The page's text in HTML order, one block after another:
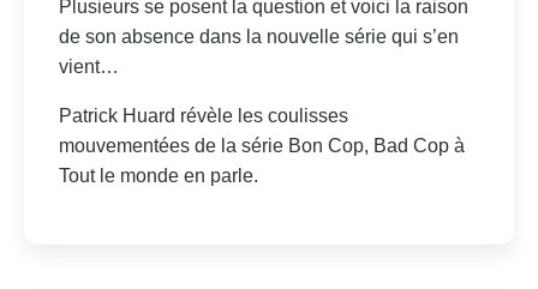
Plusieurs se posent la question et voici la raison
de son absence dans la nouvelle série qui s’en
vient…
Patrick Huard révèle les coulisses
mouvementées de la série Bon Cop, Bad Cop à
Tout le monde en parle.